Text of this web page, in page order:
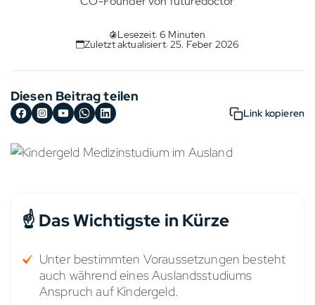
Lesezeit: 6 Minuten
Zuletzt aktualisiert: 25. Feber 2026
Diesen Beitrag teilen
Link kopieren
☝️ Das Wichtigste in Kürze
Unter bestimmten Voraussetzungen besteht
auch während eines Auslandsstudiums
Anspruch auf Kindergeld.